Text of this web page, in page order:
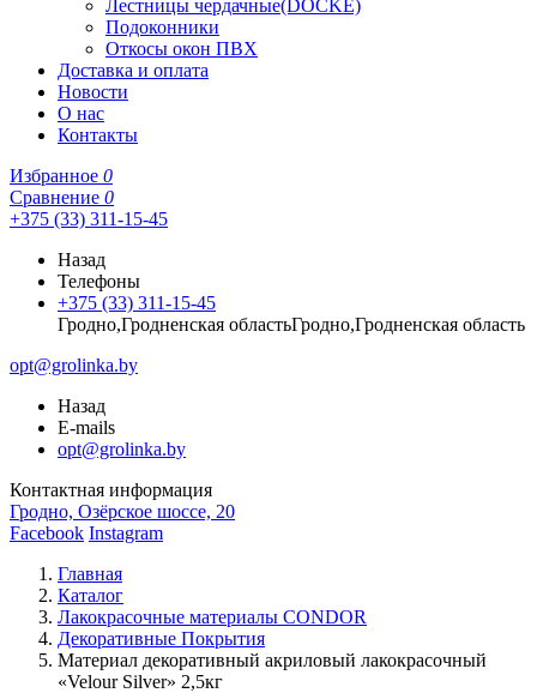
Лестницы чердачные(DOCKE)
Подоконники
Откосы окон ПВХ
Доставка и оплата
Новости
О нас
Контакты
Избранное 0
Сравнение 0
+375 (33) 311-15-45
Назад
Телефоны
+375 (33) 311-15-45
Гродно,Гродненская областьГродно,Гродненская область
opt@grolinka.by
Назад
E-mails
opt@grolinka.by
Контактная информация
Гродно, Озёрское шоссе, 20
Facebook Instagram
Главная
Каталог
Лакокрасочные материалы CONDOR
Декоративные Покрытия
Материал декоративный акриловый лакокрасочный
«Velour Silver» 2,5кг